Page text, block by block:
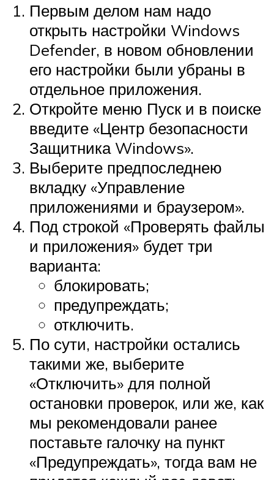
Первым делом нам надо
открыть настройки Windows
Defender, в новом обновлении
его настройки были убраны в
отдельное приложения.
Откройте меню Пуск и в поиске
введите «Центр безопасности
Защитника Windows».
Выберите предпоследнею
вкладку «Управление
приложениями и браузером».
Под строкой «Проверять файлы
и приложения» будет три
варианта:
блокировать;
предупреждать;
отключить.
По сути, настройки остались
такими же, выберите
«Отключить» для полной
остановки проверок, или же, как
мы рекомендовали ранее
поставьте галочку на пункт
«Предупреждать», тогда вам не